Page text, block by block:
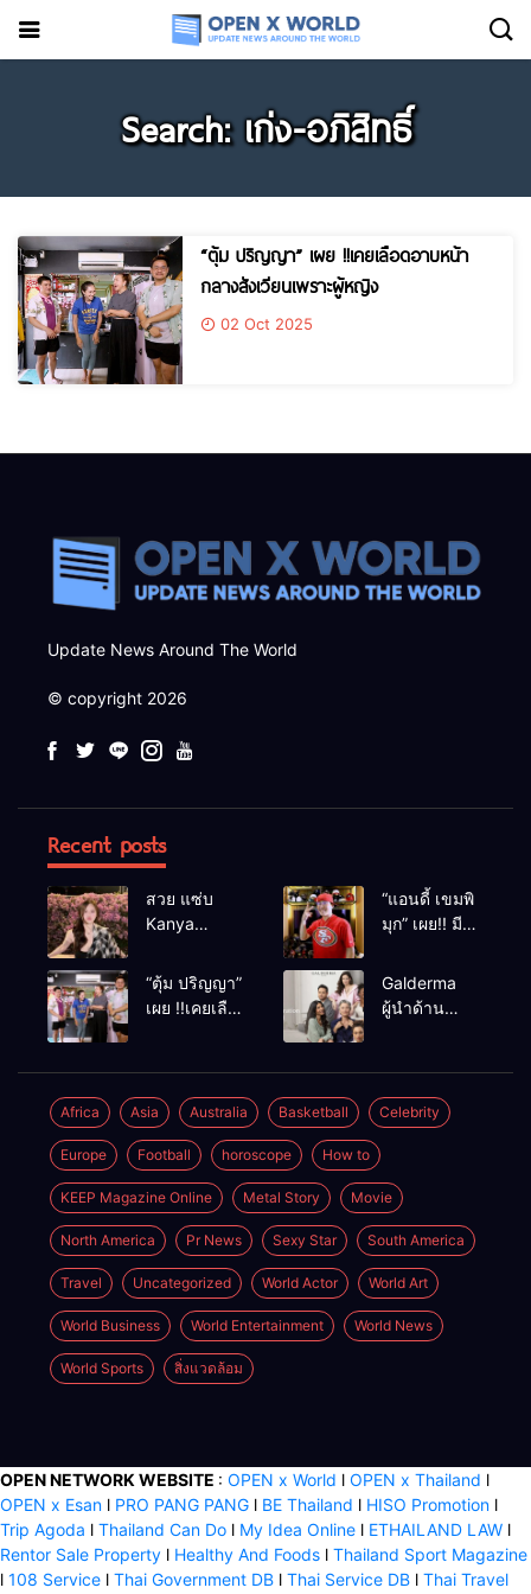
Search: เก่ง-อภิสิทธิ์
“ตุ้ม ปริญญา” เผย !!เคยเลือดอาบหน้า
กลางสังเวียนเพราะผู้หญิง
02 Oct 2025
Update News Around The World
© copyright 2026
Recent posts
สวย แซ่บ
Kanya
“แอนดี้ เขมพิ
มุก” เผย!! มี
ร้าย หลังเคย
เฉียดตายมา
ก่อน
“ตุ้ม ปริญญา”
เผย !!เคยเลือด
Galderma
ผู้นำด้าน
ผลิตภัณฑ์สู่ผิว
ที่งดงามเป็น
Africa Asia Australia Basketball Celebrity
Europe Football horoscope How to
KEEP Magazine Online Metal Story Movie
North America Pr News Sexy Star South America
Travel Uncategorized World Actor World Art
World Business World Entertainment World News
World Sports สิ่งแวดล้อม
OPEN NETWORK WEBSITE : OPEN x World l OPEN x Thailand l
OPEN x Esan l PRO PANG PANG l BE Thailand l HISO Promotion l
Trip Agoda l Thailand Can Do l My Idea Online l ETHAILAND LAW l
Rentor Sale Property l Healthy And Foods l Thailand Sport Magazine
l 108 Service l Thai Government DB l Thai Service DB l Thai Travel